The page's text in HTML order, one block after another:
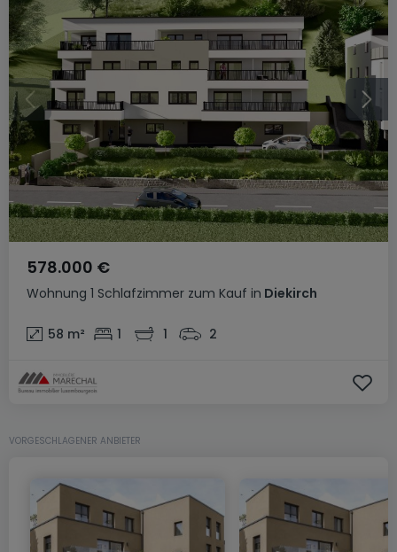
Wohnung 1 Schlafzimmer zum Kauf in Diekirch
578.000 €
58 m² 1 1 2
VORGESCHLAGENER ANBIETER